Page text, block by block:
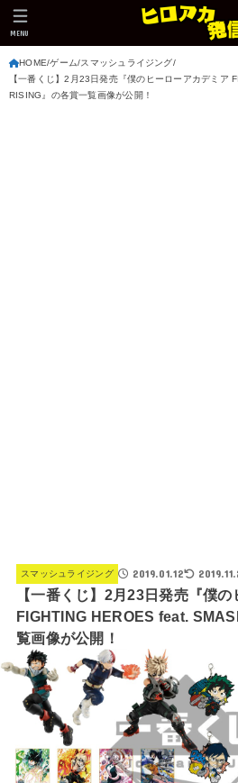
MENU
HOME ゲーム スマッシュライジング
【一番くじ】2月23日発売『僕のヒーローアカデミ
RISING』の各賞一覧画像が公開！
スマッシュライジング 2019.01.12
【一番くじ】2月23日発売『僕
FIGHTING HEROES feat.
覧画像が公開！